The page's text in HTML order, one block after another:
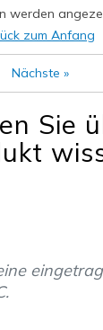
true to width
true to size
werden
zum Anfang
Nächste »
Sie